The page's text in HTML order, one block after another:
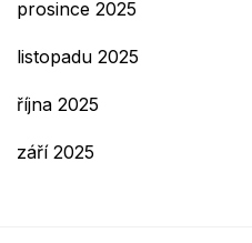
prosince 2025
listopadu 2025
října 2025
září 2025